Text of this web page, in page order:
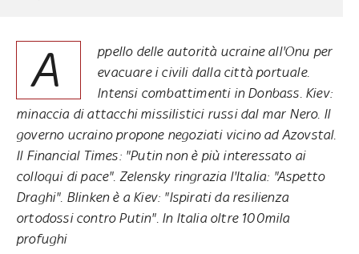
A
ppello delle autorità ucraine all'Onu per
evacuare i civili dalla città portuale.
Intensi combattimenti in Donbass. Kiev:
minaccia di attacchi missilistici russi dal mar Nero. Il
governo ucraino propone negoziati vicino ad Azovstal.
Il Financial Times: "Putin non è più interessato ai
colloqui di pace". Zelensky ringrazia l'Italia: "Aspetto
Draghi". Blinken è a Kiev: "Ispirati da resilienza
ortodossi contro Putin". In Italia oltre 100mila
profughi